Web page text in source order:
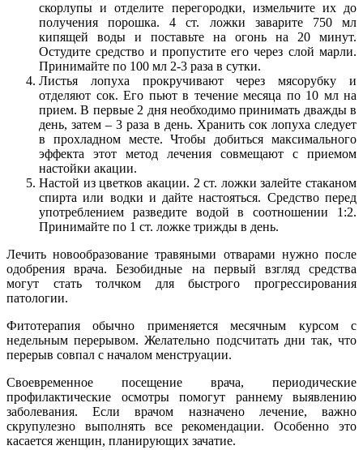
скорлупы и отделите перегородки, измельчите их до
получения порошка. 4 ст. ложки заварите 750 мл
кипящей воды и поставьте на огонь на 20 минут.
Остудите средство и пропустите его через слой марли.
Принимайте по 100 мл 2-3 раза в сутки.
Листья лопуха прокручивают через мясорубку и
отделяют сок. Его пьют в течение месяца по 10 мл на
прием. В первые 2 дня необходимо принимать дважды в
день, затем – 3 раза в день. Хранить сок лопуха следует
в прохладном месте. Чтобы добиться максимального
эффекта этот метод лечения совмещают с приемом
настойки акации.
Настой из цветков акации. 2 ст. ложки залейте стаканом
спирта или водки и дайте настояться. Средство перед
употреблением разведите водой в соотношении 1:2.
Принимайте по 1 ст. ложке трижды в день.
Лечить новообразование травяными отварами нужно после
одобрения врача. Безобидные на первый взгляд средства
могут стать толчком для быстрого прогрессирования
патологии.
Фитотерапия обычно применяется месячным курсом с
недельным перерывом. Желательно подсчитать дни так, что
перерыв совпал с началом менструации.
Своевременное посещение врача, периодические
профилактические осмотры помогут раннему выявлению
заболевания. Если врачом назначено лечение, важно
скрупулезно выполнять все рекомендации. Особенно это
касается женщин, планирующих зачатие.